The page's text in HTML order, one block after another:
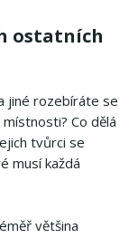
ostatních
jiné rozebíráte se
Co dělá
tvůrci se
musí každá
většina